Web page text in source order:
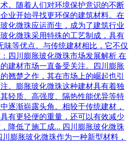
。随着人们对环境保护意识的不断
业开始寻找更环保的建筑材料。在
化微珠应运而生，成为了建筑行业
化微珠采用特殊的工艺制成，具有
味等优点。与传统建材相比，它不仅
四川膨胀玻化微珠市场发展解析 在
建材市场一直备受关注。四川膨胀
翘楚之作，其在市场上的崛起也引
。膨胀玻化微珠这种建材具有着独
轻质、高强度、隔热性能优异等特
逐渐崭露头角。相较于传统建材，
有更轻便的重量，还可以有效减少
降低了施工成... 四川膨胀玻化微珠
川膨胀玻化微珠作为一种新型材料，